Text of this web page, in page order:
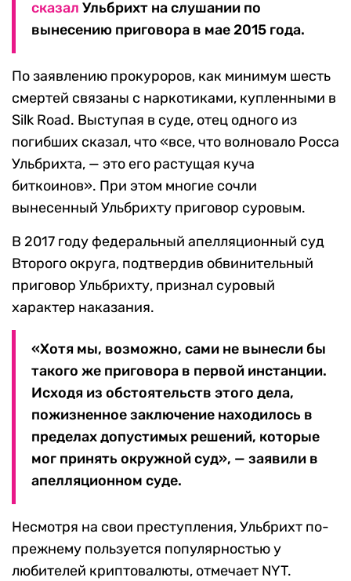
сказал Ульбрихт на слушании по
вынесению приговора в мае 2015 года.
По заявлению прокуроров, как минимум шесть
смертей связаны с наркотиками, купленными в
Silk Road. Выступая в суде, отец одного из
погибших сказал, что «все, что волновало Росса
Ульбрихта, — это его растущая куча
биткоинов». При этом многие сочли
вынесенный Ульбрихту приговор суровым.
В 2017 году федеральный апелляционный суд
Второго округа, подтвердив обвинительный
приговор Ульбрихту, признал суровый
характер наказания.
«Хотя мы, возможно, сами не вынесли бы
такого же приговора в первой инстанции.
Исходя из обстоятельств этого дела,
пожизненное заключение находилось в
пределах допустимых решений, которые
мог принять окружной суд», — заявили в
апелляционном суде.
Несмотря на свои преступления, Ульбрихт по-
прежнему пользуется популярностью у
любителей криптовалюты, отмечает NYT.